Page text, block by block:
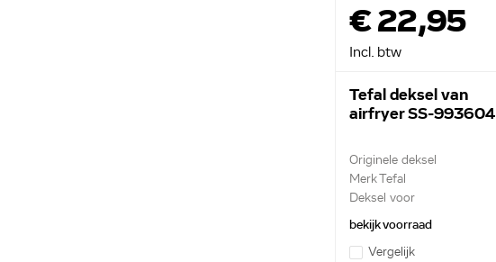
€ 22,95
Incl. btw
Tefal deksel van
airfryer SS-993604
Originele deksel
Merk Tefal
Deksel voor
heteluchtfriteuse ...
bekijk voorraad
Vergelijk